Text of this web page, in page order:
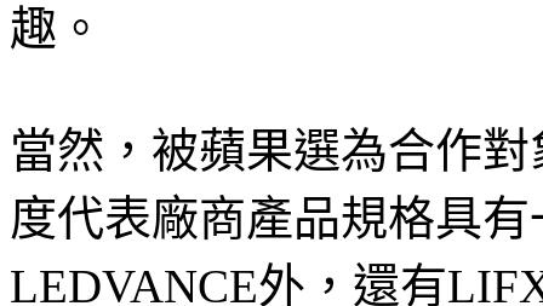
趣。
當然，被蘋果選為合作
度代表廠商產品規格具
LEDVANCE外，還有